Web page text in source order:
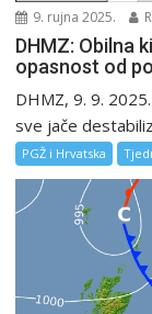
9. rujna 2025.
DHMZ: Obilna
opasnost od
DHMZ, 9. 9.
sve jače
PGŽ i Hrvatska